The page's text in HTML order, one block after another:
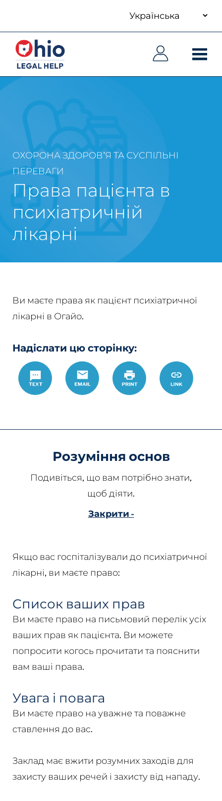
main
content
language
Основна
навіґація
Основна
навіґація
ОХОРОНА ЗДОРОВ'Я ТА СУСПІЛЬНІ
ПЕРЕВАГИ
Права пацієнта в
психіатричній
лікарні
Ви маєте права як пацієнт психіатричної
лікарні в Огайо.
Надіслати цю сторінку:
Text
Email Роздрукувати
https://
Link
Розуміння основ
Подивіться, що вам потрібно знати,
щоб діяти.
Закрити -
Якщо вас госпіталізували до психіатричної
лікарні, ви маєте право:
Список ваших прав
Ви маєте право на письмовий перелік усіх
ваших прав як пацієнта. Ви можете
попросити когось прочитати та пояснити
вам ваші права.
Увага і повага
Ви маєте право на уважне та поважне
ставлення до вас.
Заклад має вжити розумних заходів для
захисту ваших речей і захисту від нападу.